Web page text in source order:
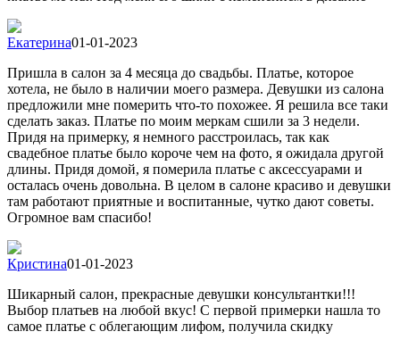
Екатерина01-01-2023
Пришла в салон за 4 месяца до свадьбы. Платье, которое
хотела, не было в наличии моего размера. Девушки из салона
предложили мне померить что-то похожее. Я решила все таки
сделать заказ. Платье по моим меркам сшили за 3 недели.
Придя на примерку, я немного расстроилась, так как
свадебное платье было короче чем на фото, я ожидала другой
длины. Придя домой, я померила платье с аксессуарами и
осталась очень довольна. В целом в салоне красиво и девушки
там работают приятные и воспитанные, чутко дают советы.
Огромное вам спасибо!
Кристина01-01-2023
Шикарный салон, прекрасные девушки консультантки!!!
Выбор платьев на любой вкус! С первой примерки нашла то
самое платье с облегающим лифом, получила скидку